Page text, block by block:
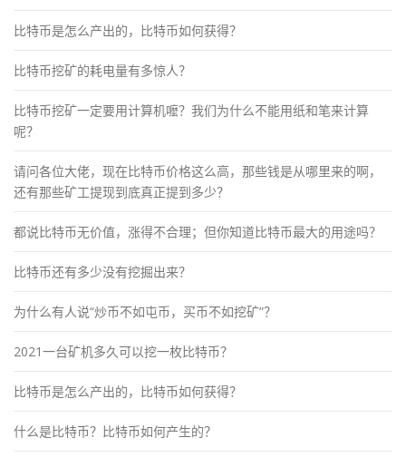
比特币是怎么产出的，比特币如何获得？
比特币挖矿的耗电量有多惊人？
比特币挖矿一定要用计算机嚒？我们为什么不能用纸和笔来计算
呢？
请问各位大佬，现在比特币价格这么高，那些钱是从哪里来的啊，
还有那些矿工提现到底真正提到多少？
都说比特币无价值，涨得不合理；但你知道比特币最大的用途吗？
比特币还有多少没有挖掘出来？
为什么有人说“炒币不如屯币，买币不如挖矿”？
2021一台矿机多久可以挖一枚比特币？
比特币是怎么产出的，比特币如何获得？
什么是比特币？比特币如何产生的？